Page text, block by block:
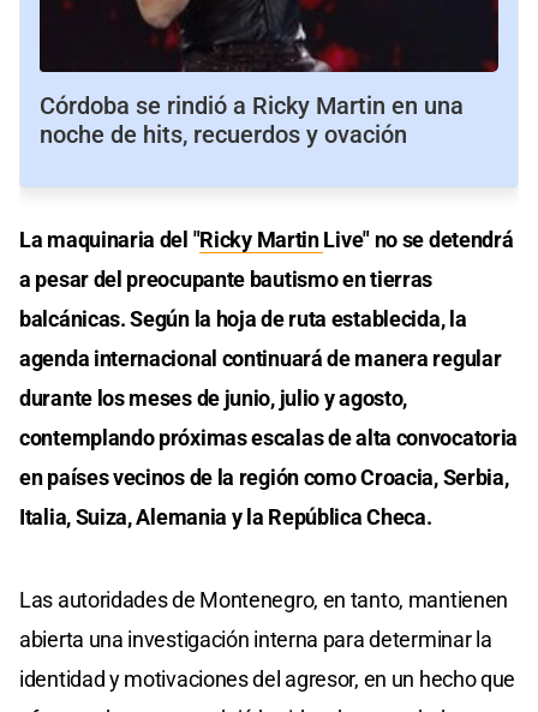
Córdoba se rindió a Ricky Martin en una
noche de hits, recuerdos y ovación
La maquinaria del "Ricky MartinLive" no se detendrá
a pesar del preocupante bautismo en tierras
balcánicas. Según la hoja de ruta establecida, la
agenda internacional continuará de manera regular
durante los meses de junio, julio y agosto,
contemplando próximas escalas de alta convocatoria
en países vecinos de la región como Croacia, Serbia,
Italia, Suiza, Alemania y la República Checa.
Las autoridades de Montenegro, en tanto, mantienen
abierta una investigación interna para determinar la
identidad y motivaciones del agresor, en un hecho que